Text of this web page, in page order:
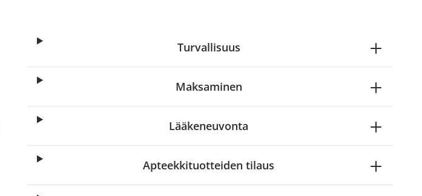
Turvallisuus
Maksaminen
Lääkeneuvonta
Apteekkituotteiden tilaus